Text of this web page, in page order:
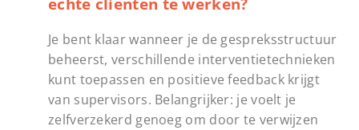
Je bent klaar wanneer je de gespreksstructuur
beheerst, verschillende interventietechnieken
kunt toepassen en positieve feedback krijgt
van supervisors. Belangrijker: je voelt je
zelfverzekerd genoeg om door te verwijzen